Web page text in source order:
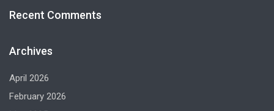
Recent Comments
Archives
April 2026
February 2026